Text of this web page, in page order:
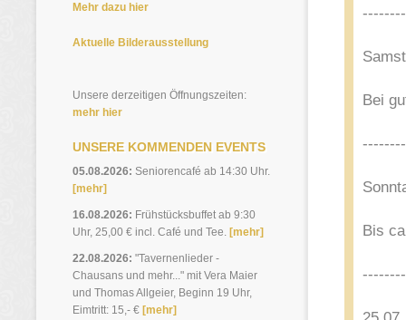
Mehr dazu hier
Aktuelle Bilderausstellung
Unsere derzeitigen Öffnungszeiten:
mehr hier
UNSERE KOMMENDEN EVENTS
05.08.2026: Seniorencafé ab 14:30 Uhr.
[mehr]
16.08.2026: Frühstücksbuffet ab 9:30
Uhr, 25,00 € incl. Café und Tee. [mehr]
22.08.2026: "Tavernenlieder -
Chausans und mehr..." mit Vera Maier
und Thomas Allgeier, Beginn 19 Uhr,
Eimtritt: 15,- € [mehr]
Bei
Bis